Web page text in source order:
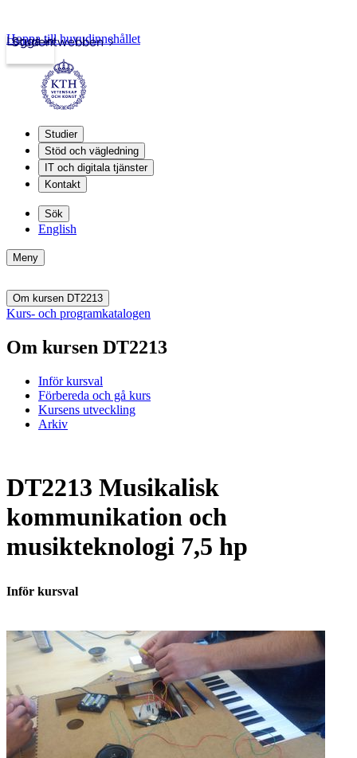
Studentwebben
Logga in
Hoppa till huvudinnehållet
Studier
Stöd och vägledning
IT och digitala tjänster
Kontakt
Sök
English
Meny
Om kursen DT2213
Kurs- och programkatalogen
Om kursen DT2213
Inför kursval
Förbereda och gå kurs
Kursens utveckling
Arkiv
DT2213 Musikalisk
kommunikation och
musikteknologi 7,5 hp
Inför kursval